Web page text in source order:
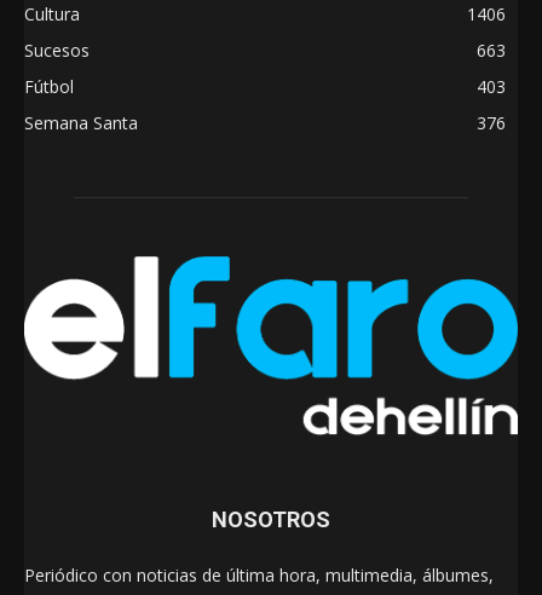
Cultura
1406
Sucesos
663
Fútbol
403
Semana Santa
376
NOSOTROS
Periódico con noticias de última hora, multimedia, álbumes,